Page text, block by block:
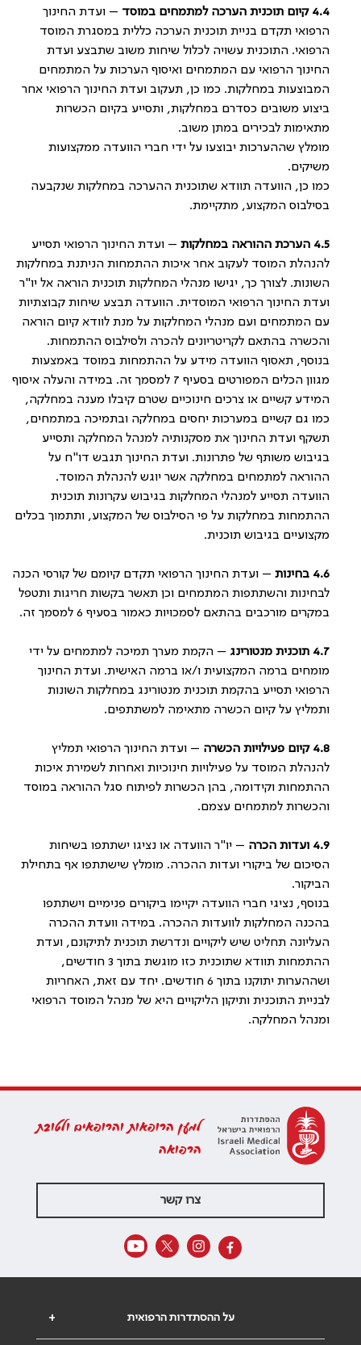
4.4 קיום תוכנית הערכה למתמחים במוסד – ועדת החינוך
הרפואי תקדם בניית תוכנית הערכה כללית במסגרת המוסד
הרפואי. התוכנית עשויה לכלול שיחות משוב שתבצע ועדת
החינוך הרפואי עם המתמחים ואיסוף הערכות על המתמחים
המבוצעות במחלקות. כמו כן, תעקוב ועדת החינוך הרפואי אחר
ביצוע משובים כסדרם במחלקות, ותסייע בקיום הכשרות
מתאימות לבכירים במתן משוב.
מומלץ שההערכות יבוצעו על ידי חברי הוועדה ממקצועות
משיקים.
כמו כן, הוועדה תוודא שתוכנית ההערכה במחלקות שנקבעה
בסילבוס המקצוע, מתקיימת.
4.5 הערכת ההוראה במחלקות – ועדת החינוך הרפואי תסייע
להנהלת המוסד לעקוב אחר איכות ההתמחות הניתנת במחלקות
השונות. לצורך כך, יגישו מנהלי המחלקות תוכנית הוראה אל יו"ר
ועדת החינוך הרפואי המוסדית. הוועדה תבצע שיחות קבוצתיות
עם המתמחים ועם מנהלי המחלקות על מנת לוודא קיום הוראה
והכשרה בהתאם לקריטריונים להכרה ולסילבוס ההתמחות.
בנוסף, תאסוף הוועדה מידע על ההתמחות במוסד באמצעות
מגוון הכלים המפורטים בסעיף 7 למסמך זה. במידה והעלה איסוף
המידע קשיים או צרכים חינוכיים שטרם קיבלו מענה במחלקה,
כמו גם קשיים במערכות יחסים במחלקה ובתמיכה במתמחים,
תשקף ועדת החינוך את מסקנותיה למנהל המחלקה ותסייע
בגיבוש משותף של פתרונות. ועדת החינוך תגבש דו"ח על
ההוראה למתמחים במחלקה אשר יוגש להנהלת המוסד.
הוועדה תסייע למנהלי המחלקות בגיבוש עקרונות תוכנית
ההתמחות במחלקות על פי הסילבוס של המקצוע, ותתמוך בכלים
מקצועיים בגיבוש תוכנית.
4.6 בחינות – ועדת החינוך הרפואי תקדם קיומם של קורסי הכנה
לבחינות והשתתפות המתמחים וכן תאשר בקשות חריגות ותטפל
במקרים מורכבים בהתאם לסמכויות כאמור בסעיף 6 למסמך זה.
4.7 תוכנית מנטורינג – הקמת מערך תמיכה למתמחים על ידי
מומחים ברמה המקצועית ו/או ברמה האישית. ועדת החינוך
הרפואי תסייע בהקמת תוכנית מנטורינג במחלקות השונות
ותמליץ על קיום הכשרה מתאימה למשתתפים.
4.8 קיום פעילויות הכשרה – ועדת החינוך הרפואי תמליץ
להנהלת המוסד על פעילויות חינוכיות ואחרות לשמירת איכות
ההתמחות וקידומה, בהן הכשרות לפיתוח סגל ההוראה במוסד
והכשרות למתמחים עצמם.
4.9 ועדות הכרה – יו"ר הוועדה או נציגו ישתתפו בשיחות
הסיכום של ביקורי ועדות ההכרה. מומלץ שישתתפו אף בתחילת
הביקור.
בנוסף, נציגי חברי הוועדה יקיימו ביקורים פנימיים וישתתפו
בהכנה המחלקות לוועדות ההכרה. במידה וועדת ההכרה
העליונה תחליט שיש ליקויים ונדרשת תוכנית לתיקונם, ועדת
ההתמחות תוודא שתוכנית כזו מוגשת בתוך 3 חודשים,
ושההערות יתוקנו בתוך 6 חודשים. יחד עם זאת, האחריות
לבניית התוכנית ותיקון הליקויים היא של מנהל המוסד הרפואי
ומנהל המחלקה.
למען הרופאות והרופאים ולטובת
הרפואה
צרו קשר
+ על ההסתדרות הרפואית